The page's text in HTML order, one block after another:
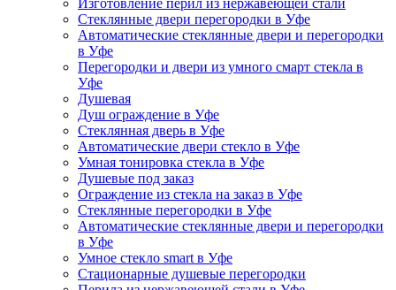
Стеклянные двери перегородки в Уфе
Автоматические стеклянные двери и перегородки
в Уфе
Перегородки и двери из умного смарт стекла в
Уфе
Душевая
Душ ограждение в Уфе
Стеклянная дверь в Уфе
Автоматические двери стекло в Уфе
Умная тонировка стекла в Уфе
Душевые под заказ
Ограждение из стекла на заказ в Уфе
Стеклянные перегородки в Уфе
Автоматические стеклянные двери и перегородки
в Уфе
Умное стекло smart в Уфе
Стационарные душевые перегородки